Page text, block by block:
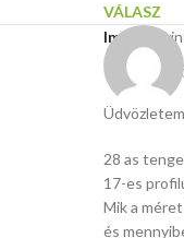
VÁLASZ
Imre
február 6,
28 as
17-es
Mik a
és